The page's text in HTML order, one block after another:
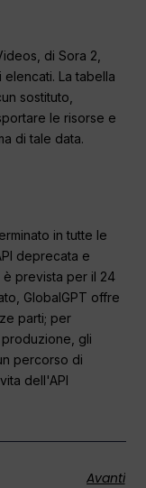
di Sora 2,
La tabella
sostituto,
le risorse e
di tale data.
in tutte le
deprecata e
è prevista per il 24
GlobalGPT offre
parti; per
gli
percorso di
dell'API
Avanti